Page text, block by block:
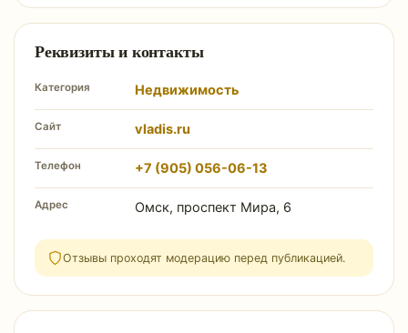
Реквизиты и контакты
Категория Недвижимость
Сайт vladis.ru
Телефон +7 (905) 056-06-13
Адрес Омск, проспект Мира, 6
Отзывы проходят модерацию перед публикацией.